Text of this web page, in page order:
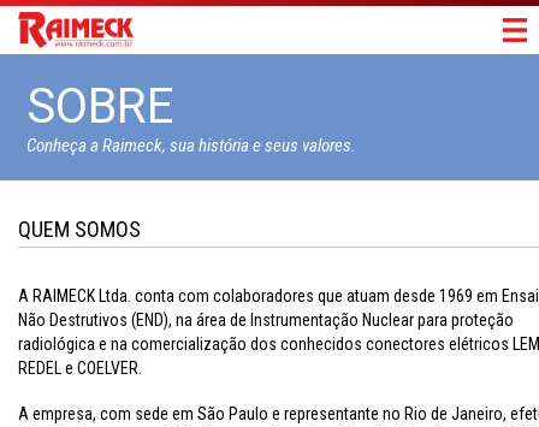
SOBRE
Conheça a Raimeck, sua história e seus valores.
QUEM SOMOS
A RAIMECK Ltda. conta com colaboradores que atuam desde 1969 em
Não Destrutivos (END), na área de Instrumentação Nuclear para proteção
radiológica e na comercialização dos conhecidos conectores elétricos
REDEL e COELVER.
A empresa, com sede em São Paulo e representante no Rio de Janeiro,